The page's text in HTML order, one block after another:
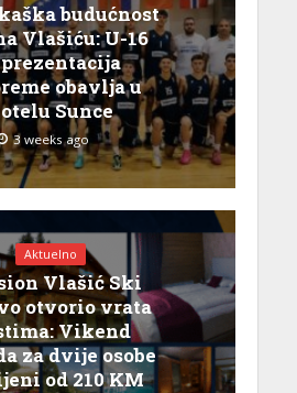
budućnost
Vlašiću: U-16
obavlja u
Sunce
3 weeks ago
Aktuelno
Vlašić Ski
otvorio vrata
Vikend
za dvije osobe
od 210 KM